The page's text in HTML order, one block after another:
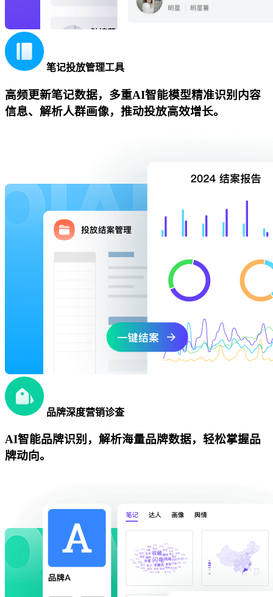
笔记投放管理工具
高频更新笔记数据，多重AI智能模型精准识别内容
信息、解析人群画像，推动投放高效增长。
品牌深度营销诊查
AI智能品牌识别，解析海量品牌数据，轻松掌握品
牌动向。